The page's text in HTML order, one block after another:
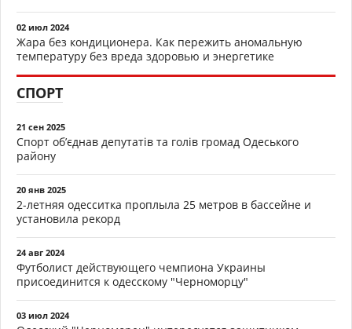
02 июл 2024
Жара без кондиционера. Как пережить аномальную
температуру без вреда здоровью и энергетике
СПОРТ
21 сен 2025
Спорт об’єднав депутатів та голів громад Одеського
району
20 янв 2025
2-летняя одесситка проплыла 25 метров в бассейне и
установила рекорд
24 авг 2024
Футболист действующего чемпиона Украины
присоединится к одесскому "Черноморцу"
03 июл 2024